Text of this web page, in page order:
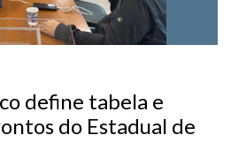
define tabela e
do Estadual de